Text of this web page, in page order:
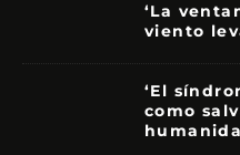
‘La
viento
‘El
como